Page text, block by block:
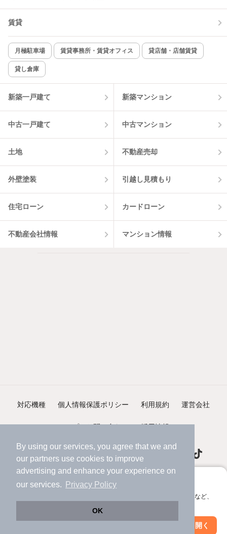
By using our services, you agree that we and
our partners use cookies to improve
advertising and enhance your experience on
our services.
Privacy Policy
OK
アプリに切り替えて、サクサクお部屋探し
会員登録なしですぐ使える。マップ検索やお気に入り保存など、
アプリを開く
絞り込み条件を変更
新着のみ インターネット無料
該当件数:
5件
賃貸
月極駐車場 賃貸事務所・賃貸オフィス 貸店舗・店舗賃貸
貸し倉庫
新築一戸建て 新築マンション
中古一戸建て 中古マンション
土地 不動産売却
外壁塗装 引越し見積もり
住宅ローン カードローン
不動産会社情報 マンション情報
対応機種 個人情報保護ポリシー 利用規約 運営会社
ヘルプ・お問い合わせ 採用情報
©NIFTY Lifestyle Co., Ltd.